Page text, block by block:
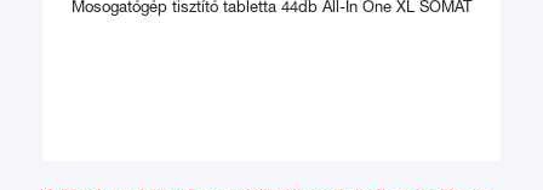
Mosogatógép tisztító tabletta 44db All-In One XL SOMAT